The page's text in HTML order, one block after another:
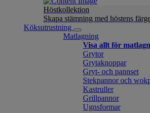
Höstkollektion
Skapa stämning med höstens
Köksutrustning
Matlagning
Visa allt för
Grytor
Grytaknoppar
Gryt- och pannset
Stekpannor och
Kastruller
Grillpannor
Ugnsformar